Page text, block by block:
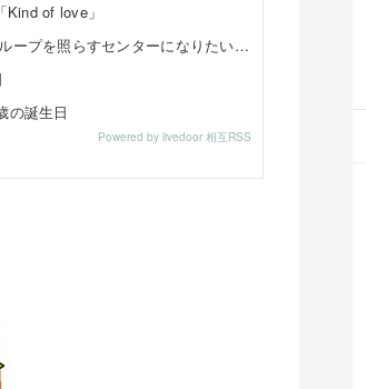
of love」
日向坂46 藤嶌果歩 「グループを照らすセンターになりたい」何倍もキラキラしたかほりんが降臨【坂道の火曜日】
の誕生日
Powered by livedoor 相互RSS